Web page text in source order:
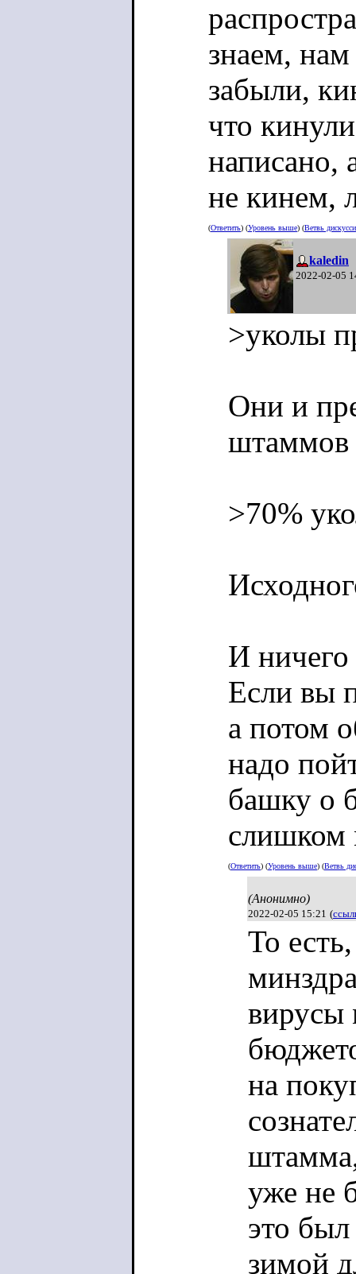
знаем,
забыли,
что
написано,
не кинем,
(Ответить) (Уровень выше) (Ветвь
kaledin
2022-02-05
>уколы
Они и
штаммов
>70%
И ничего
Если вы
а потом
надо
башку о
слишком
(Ответить) (Уровень выше) (Ветвь
(Анонимно)
2022-02-05 15:21 (
То
вирусы
на
уже не
это
зимой